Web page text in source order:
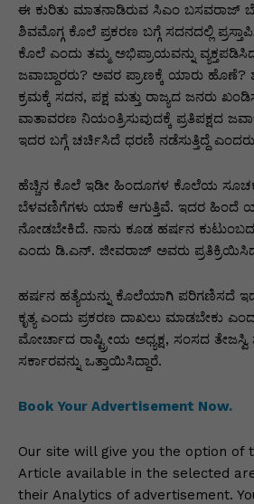
ಈ ಕುರಿತು ಮಾತನಾಡಿರುವ ಸಿಎಂ ಬಸವರಾಜ್
ಶಿವಮೊಗ್ಗ ಕೊಲೆ ಪ್ರಕರಣ ಬಗ್ಗೆ ಸದನದಲ್ಲಿ
ಕೊಲೆ ಎಂದು ತಮ್ಮ ಅಭಿಪ್ರಾಯವನ್ನು
ಜವಾಬ್ದಾರರು? ಅವರ ಪ್ರಾಣಕ್ಕೆ ಯಾರು
ಕ್ರಮಕ್ಕೆ ಸದನ, ಪಕ್ಷ ಮತ್ತು ರಾಜ್ಯದ ಜನರು
ವಾತಾವರಣ ನಿಯಂತ್ರಿಸುವುದಕ್ಕೆ ಪ್ರತಿಪಕ್ಷದ
ಇದರ ಬಗ್ಗೆ ಚರ್ಚಿಸಿದೆ ಧರಣಿ ನಡೆಸುತ್ತಿದ್ದೆ
ಹೆಚ್ಚಿನ ಕೊಲೆ ಇಡೀ ಹಿಂದೂಗಳ ಕೊಲೆಯ
ಬೆಳವಣಿಗೆಗಳು ಯಾಕೆ ಆಗುತ್ತಿವೆ. ಇದರ ಹಿಂದೆ
ನೋಡಬೇಕಿದೆ. ನಾನು ಕೂಡ ಹರ್ಷನ
ಎಂದು ಡಿ.ಎನ್. ಜೀವರಾಜ್ ಅವರು
ಹರ್ಷನ ಹತ್ಯೆಯನ್ನು ಕೊಲೆಯಾಗಿ ಪರಿಗಣಿಸದೆ
ಕೃತ್ಯ ಎಂದು ಪ್ರಕರಣ ದಾಖಲು ಮಾಡಬೇಕು
ಮೋರ್ಚಾದ ರಾಷ್ಟ್ರೀಯ ಅಧ್ಯಕ್ಷ, ಸಂಸದ
ಸರ್ಕಾರವನ್ನು ಒತ್ತಾಯಿಸಿದ್ದಾರೆ.
Book Your Advertisement Now.
Our site will give you the option of
Article available in the selected
their Analytics of advertisement.